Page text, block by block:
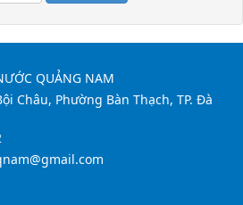
QUẢNG NAM
Châu, Phường Bàn Thạch, TP. Đà